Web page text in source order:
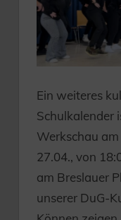
Ein weiteres
Schulkalender
Werkschau
27.04., von
am Breslauer
unserer DuG-